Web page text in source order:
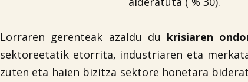
Lorraren gerenteak azaldu du krisiaren
sektoreetatik etorrita, industriaren eta
zuten eta haien bizitza sektore honetara